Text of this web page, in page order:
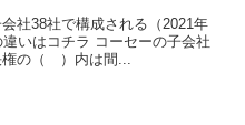
社38社で構成される（2021年
いはコチラ コーセーの子会社
権の（ ）内は間...